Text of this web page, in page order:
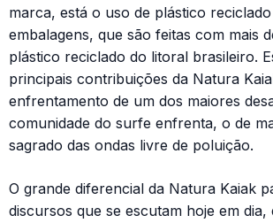
marca, está o uso de plástico
embalagens, que são feitas com mais
plástico reciclado do litoral brasileiro.
principais contribuições da Natura
enfrentamento de um dos maiores
comunidade do surfe enfrenta, o de
sagrado das ondas livre de poluição.
O grande diferencial da Natura Kaiak
discursos que se escutam hoje em dia,